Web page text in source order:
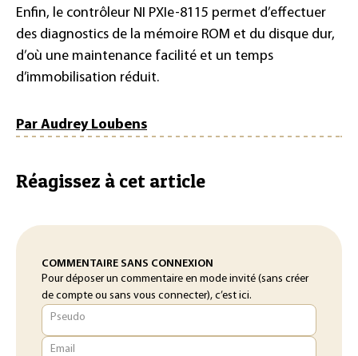
Enfin, le contrôleur NI PXIe-8115 permet d’effectuer
des diagnostics de la mémoire ROM et du disque dur,
d’où une maintenance facilité et un temps
d’immobilisation réduit.
Par Audrey Loubens
Réagissez à cet article
COMMENTAIRE SANS CONNEXION
Pour déposer un commentaire en mode invité (sans créer
de compte ou sans vous connecter), c’est ici.
Pseudo
Email